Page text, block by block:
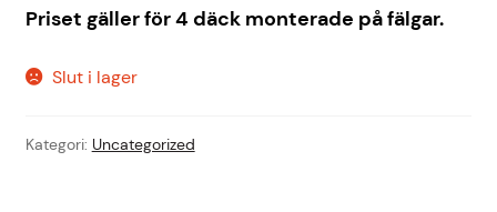
Priset gäller för 4 däck monterade på fälgar.
Slut i lager
Kategori: Uncategorized